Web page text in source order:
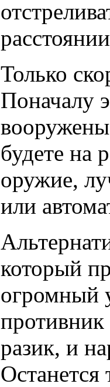
Только
Поначалу
будете на
оружие,
или
который
огромный
разик, и
Останется